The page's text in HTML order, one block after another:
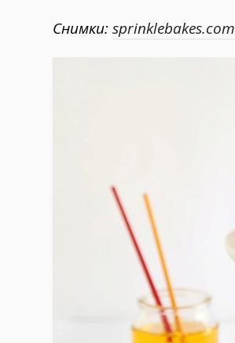
Снимки: sprinklebakes.com